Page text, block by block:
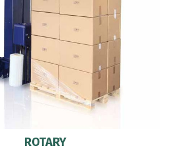
ROTARY